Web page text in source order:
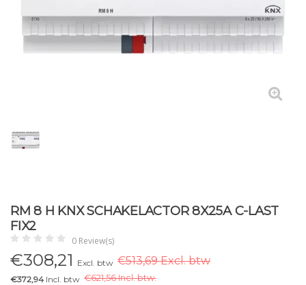
RM 8 H KNX SCHAKELACTOR 8X25A C-LAST
FIX2
0 Review(s)
€308,21 Excl. btw €513,69 Excl. btw
€372,94 Incl. btw €621,56 Incl. btw.